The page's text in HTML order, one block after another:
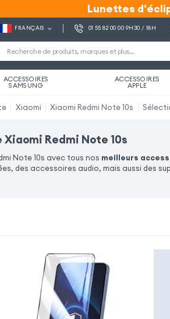
Lunettes
Lunettes
FRANÇAIS 01 55 82 00 00 9H30 / 18H
ACCESSOIRES
SAMSUNG
ACCESSOIRES
APPLE
Xiaomi Xiaomi Redmi Note 10s
Redmi Note 10s
Note 10s avec tous nos meilleurs
des accessoires audio, mais aussi des